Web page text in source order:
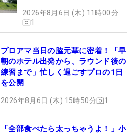
2026年8月6日 (木) 11時00分
1
プロアマ当日の脇元華に密着！「早
朝のホテル出発から、ラウンド後の
練習まで」忙しく過ごすプロの1日
を公開
2026年8月6日 (木) 15時50分 1
「全部食べたら太っちゃうよ！」小